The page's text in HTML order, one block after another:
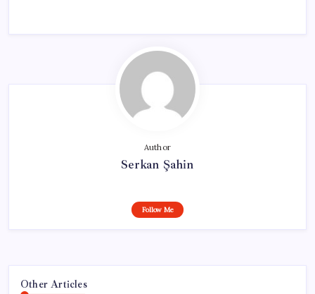
Author
Serkan Şahin
Follow Me
Other Articles